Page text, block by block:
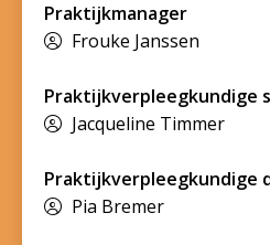
Praktijkmanager
Frouke Janssen
Praktijkverpleegkundige
Jacqueline Timmer
Praktijkverpleegkundige
Pia Bremer